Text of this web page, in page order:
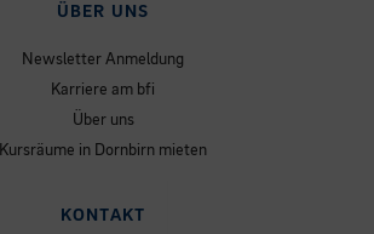
ÜBER UNS
Newsletter Anmeldung
Karriere am bfi
Über uns
Kursräume in Dornbirn mieten
KONTAKT